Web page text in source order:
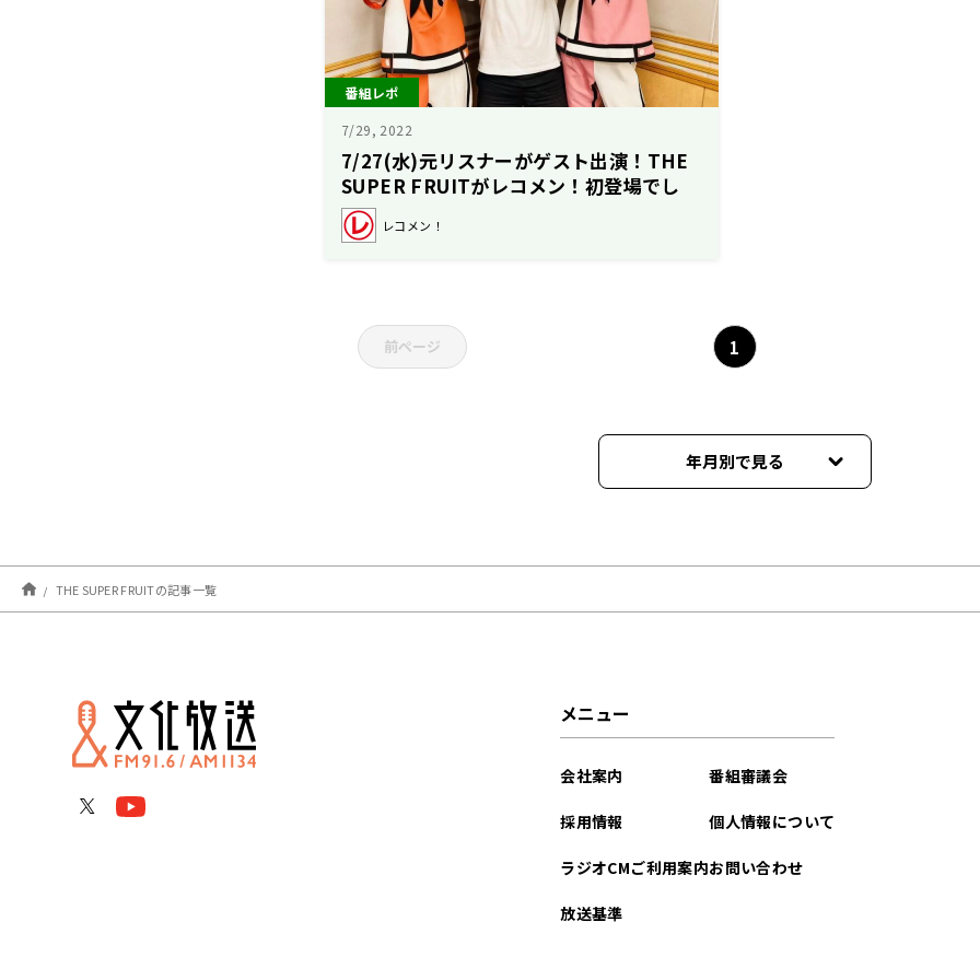
番組レポ
7/29, 2022
7/27(水)元リスナーがゲスト出演！THE
SUPER FRUITがレコメン！初登場でし
た！
レコメン！
前ページ 1
年月別で見る
2025年02月
2024年08月
THE SUPER FRUITの記事一覧
メニュー
会社案内
採用情報
ラジオCMご利用案内
放送基準
番組審議会
個人情報について
お問い合わせ